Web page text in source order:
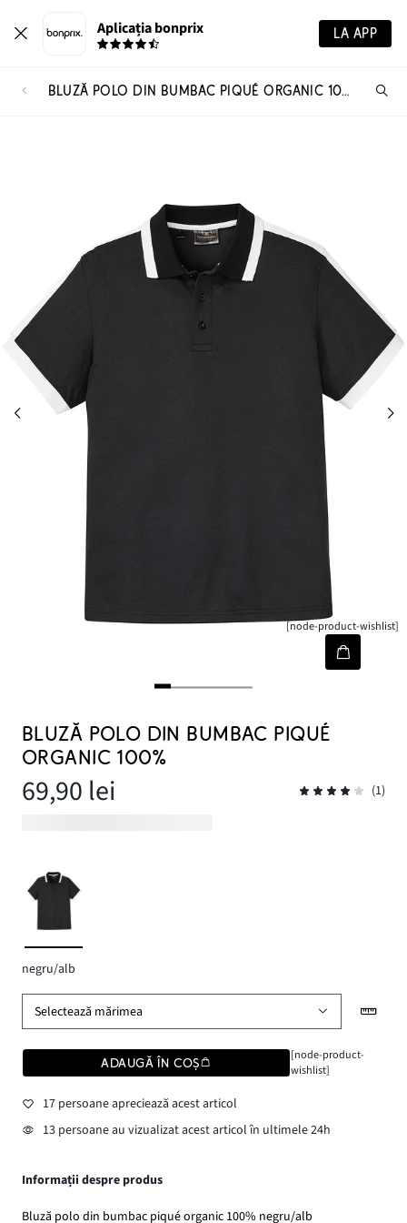
Aplicația bonprix LA APP
BLUZĂ POLO DIN BUMBAC PIQUÉ ORGANIC 100%
[node-product-wishlist]
BLUZĂ POLO DIN BUMBAC PIQUÉ
ORGANIC 100%
69,90 lei (1)
negru/alb
Selectează mărimea
ADAUGĂ ÎN COȘ
[node-product-
wishlist]
17 persoane apreciează acest articol
13 persoane au vizualizat acest articol în ultimele 24h
Informații despre produs
Bluză polo din bumbac piqué organic 100% negru/alb